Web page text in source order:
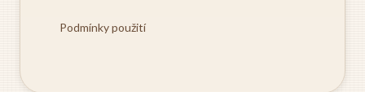
Podmínky použití